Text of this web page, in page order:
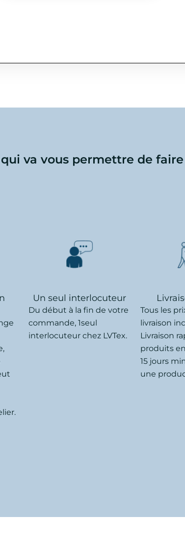
va vous permettre de
Un seul interlocuteur
Du début à la fin de votre
commande, 1seul
interlocuteur chez LVTex.
Tous les
livraison
Livraison
produits
15 jours
une